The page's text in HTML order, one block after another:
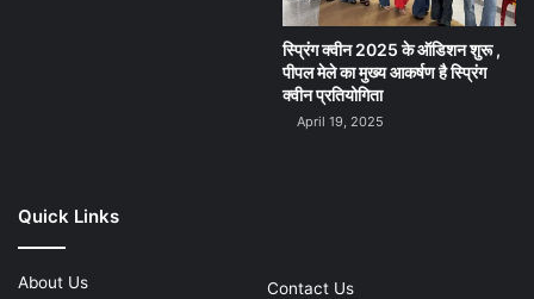
स्प्रिंग क्वीन 2025 के ऑडिशन शुरू ,
पीपल मेले का मुख्य आकर्षण है स्प्रिंग
क्वीन प्रतियोगिता
April 19, 2025
Quick Links
About Us
Contact Us